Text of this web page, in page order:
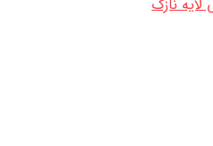
نازک